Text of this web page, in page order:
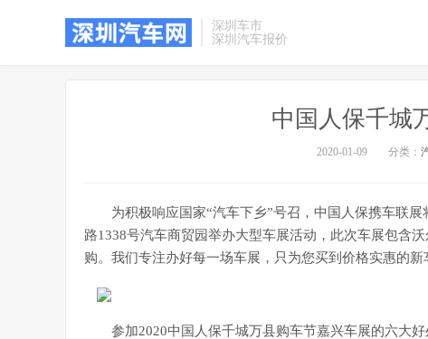
深圳车市
深圳汽车报价
中国人保千城
2020-01-09 分类：
为积极响应国家“汽车下乡”号召，中国人保携车联
路1338号汽车商贸园举办大型车展活动，此次车展包含
购。我们专注办好每一场车展，只为您买到价格实惠的新
参加2020中国人保千城万县购车节嘉兴车展的六大好